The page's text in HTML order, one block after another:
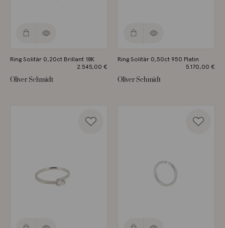
Ring Solitär 0,20ct Brillant 18K
2.545,00 €
Oliver Schmidt
Ring Solitär 0,50ct 950 Platin
5.170,00 €
Oliver Schmidt